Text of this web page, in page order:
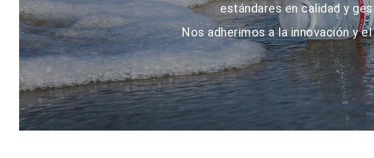
estándares en calidad y
Nos adherimos a la innovación y